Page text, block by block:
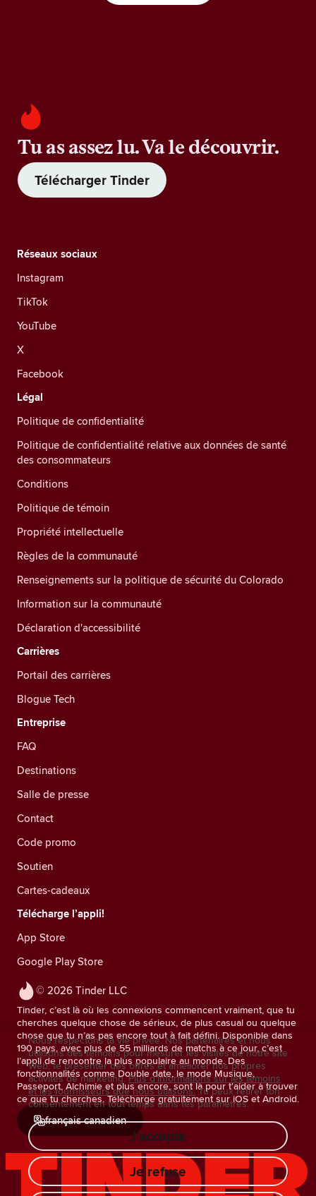
Tu as assez lu. Va le découvrir.
Télécharger Tinder
© 2026 Tinder LLC
Tinder, c’est là où les connexions commencent vraiment, que tu
cherches quelque chose de sérieux, de plus casual ou quelque
chose que tu n’as pas encore tout à fait défini. Disponible dans
190 pays, avec plus de 55 milliards de matchs à ce jour, c’est
l’appli de rencontre la plus populaire au monde. Des
fonctionnalités comme Double date, le mode Musique,
Passeport, Alchimie et plus encore, sont là pour t'aider à trouver
ce que tu cherches. Télécharge gratuitement sur iOS et Android.
français canadien
Réseaux sociaux
Instagram
TikTok
YouTube
X
Facebook
Légal
Politique de confidentialité
Politique de confidentialité relative aux données de santé
des consommateurs
Conditions
Politique de témoin
Propriété intellectuelle
Règles de la communauté
Renseignements sur la politique de sécurité du Colorado
Information sur la communauté
Déclaration d'accessibilité
Carrières
Portail des carrières
Blogue Tech
Entreprise
FAQ
Destinations
Salle de presse
Contact
Code promo
Soutien
Cartes-cadeaux
Télécharge l’appli!
App Store
Google Play Store
Nous respectons ta vie privée. Nos partenaires et nous
utilisons des témoins pour mesurer les visites de notre site
Web, te présenter des offres et améliorer nos propres
activités de marketing. Plus d'informations sur les témoins
et les fournisseurs que nous utilisons. Tu peux retirer ton
consentement en tout temps dans tes paramètres.
J'accepte
Je refuse